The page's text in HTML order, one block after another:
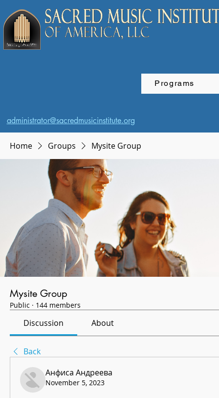
Programs
administrator@sacredmusicinstitute.org
Home Groups Mysite Group
Mysite Group
Public · 144 members
Discussion About
Back
Анфиса Андреева
November 5, 2023